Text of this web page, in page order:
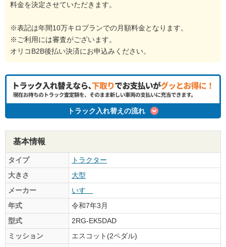
料金を決定させていただきます。
※表記は年間10万キロプランでの月額料金となります。
※ご利用には審査がございます。
オリコB2B後払い決済にお申込みください。
トラック入れ替えの流れ
基本情報
タイプ
トラクター
大きさ
大型
メーカー
いすゞ
年式
令和7年3月
型式
2RG-EK5DAD
ミッション
エスコット(2ペダル)